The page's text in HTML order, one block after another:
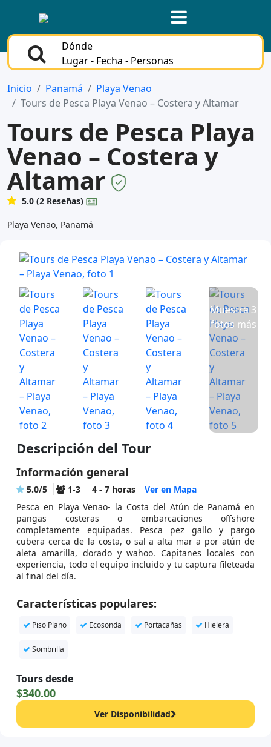
Dónde
Lugar - Fecha - Personas
Inicio Panamá
Playa Venao
Tours de Pesca Playa Venao – Costera y Altamar
Tours de Pesca Playa
Venao – Costera y
Altamar
5.0 (2 Reseñas)
Playa Venao, Panamá
Muestra 3
fotos más
Descripción del Tour
Información general
5.0/5 1-3 4 - 7 horas
Ver en Mapa
Pesca en Playa Venao- la Costa del Atún de Panamá en
pangas costeras o embarcaciones offshore
completamente equipadas. Pesca pez gallo y pargo
cubera cerca de la costa, o sal a alta mar a por atún de
aleta amarilla, dorado y wahoo. Capitanes locales con
experiencia, todo el equipo incluido y tu captura fileteada
al final del día.
Características populares:
Piso Plano Ecosonda Portacañas Hielera
Sombrilla
Tours desde
$340.00
Ver Disponibilidad